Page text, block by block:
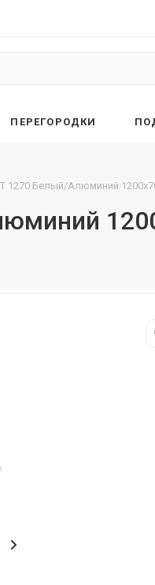
ПЕРЕГОРОДКИ
1270 Белый/Алюминий